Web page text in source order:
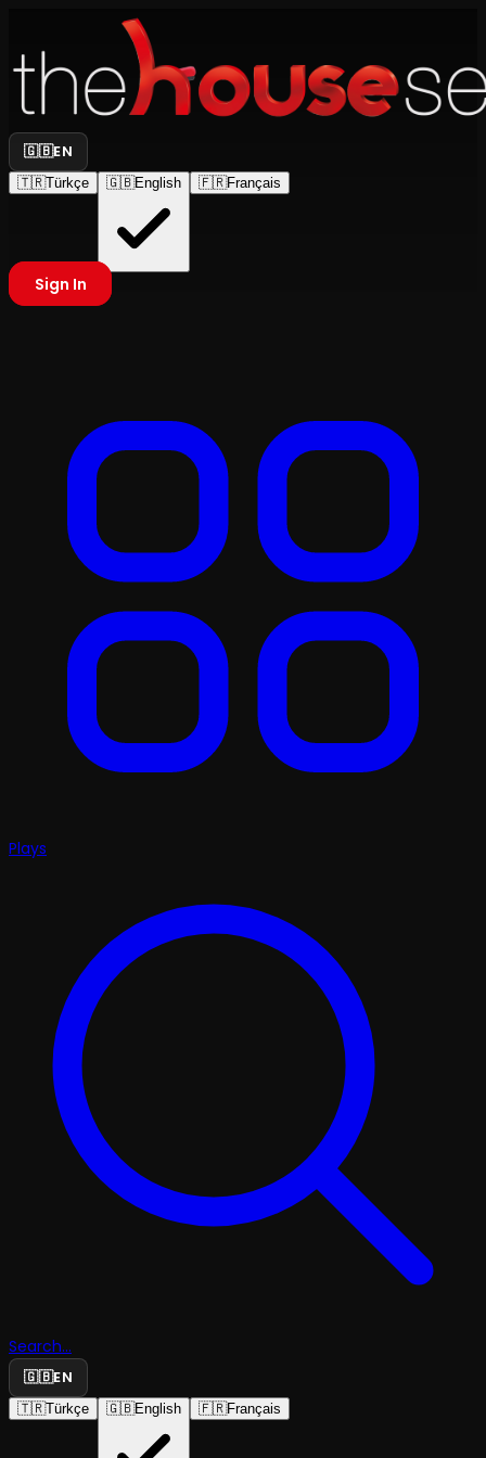
🇬🇧EN
🇹🇷Türkçe 🇬🇧English 🇫🇷Français
Sign In
Plays
Search...
🇬🇧EN
🇹🇷Türkçe 🇬🇧English 🇫🇷Français